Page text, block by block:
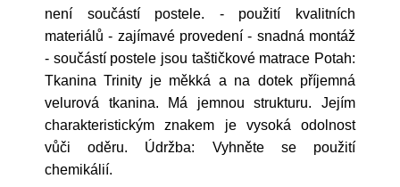
není součástí postele. - použití kvalitních
materiálů - zajímavé provedení - snadná montáž
- součástí postele jsou taštičkové matrace Potah:
Tkanina Trinity je měkká a na dotek příjemná
velurová tkanina. Má jemnou strukturu. Jejím
charakteristickým znakem je vysoká odolnost
vůči oděru. Údržba: Vyhněte se použití
chemikálií.